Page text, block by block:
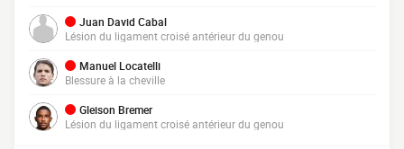
Juan David Cabal
Lésion du ligament croisé antérieur du genou
Manuel Locatelli
Blessure à la cheville
Gleison Bremer
Lésion du ligament croisé antérieur du genou